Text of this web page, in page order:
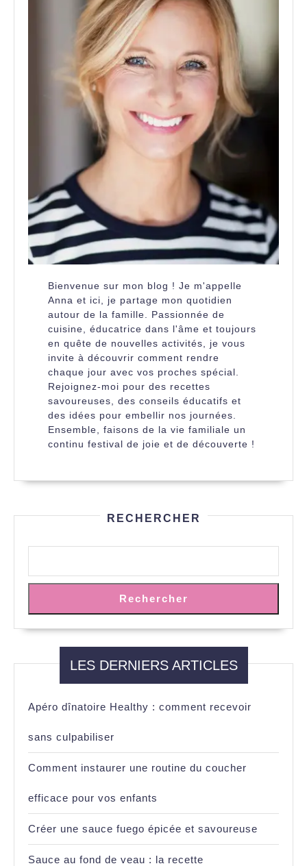
Bienvenue sur mon blog ! Je m'appelle
Anna et ici, je partage mon quotidien
autour de la famille. Passionnée de
cuisine, éducatrice dans l'âme et toujours
en quête de nouvelles activités, je vous
invite à découvrir comment rendre
chaque jour avec vos proches spécial.
Rejoignez-moi pour des recettes
savoureuses, des conseils éducatifs et
des idées pour embellir nos journées.
Ensemble, faisons de la vie familiale un
continu festival de joie et de découverte !
RECHERCHER
Rechercher
LES DERNIERS ARTICLES
Apéro dînatoire Healthy : comment recevoir
sans culpabiliser
Comment instaurer une routine du coucher
efficace pour vos enfants
Créer une sauce fuego épicée et savoureuse
Sauce au fond de veau : la recette